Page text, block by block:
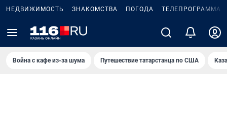
НЕДВИЖИМОСТЬ ЗНАКОМСТВА ПОГОДА ТЕЛЕПРОГРАММА
Война с кафе из-за шума Путешествие татарстанца по США